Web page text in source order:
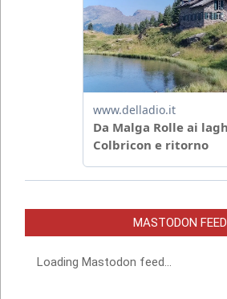
MASTODON FEED
Loading Mastodon feed...